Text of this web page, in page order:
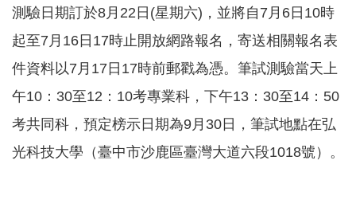
新
水
情
告
訊
息
測驗日期訂於8月22日(星期六)，並將自7月6日10時
起至7月16日17時止開放網路報名，寄送相關報名表
件資料以7月17日17時前郵戳為憑。筆試測驗當天上
午10：30至12：10考專業科，下午13：30至14：50
考共同科，預定榜示日期為9月30日，筆試地點在弘
光科技大學（臺中市沙鹿區臺灣大道六段1018號）。